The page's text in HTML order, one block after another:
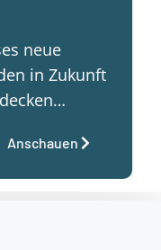
neue
in Zukunft
Anschauen